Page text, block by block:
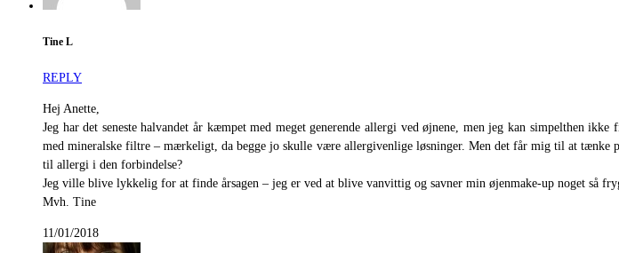
Tine L
REPLY
Hej Anette,
Jeg har det seneste halvandet år kæmpet med meget generende allergi ved øjnene, men jeg kan simpelthen
med mineralske filtre – mærkeligt, da begge jo skulle være allergivenlige løsninger. Men det får mig til at
til allergi i den forbindelse?
Jeg ville blive lykkelig for at finde årsagen – jeg er ved at blive vanvittig og savner min øjenmake-up noget så
Mvh. Tine
11/01/2018